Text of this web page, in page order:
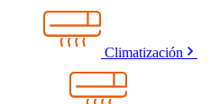
Climatización